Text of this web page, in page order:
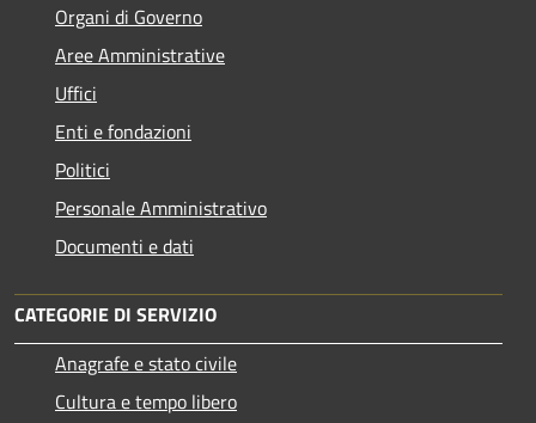
Organi di Governo
Aree Amministrative
Uffici
Enti e fondazioni
Politici
Personale Amministrativo
Documenti e dati
CATEGORIE DI SERVIZIO
Anagrafe e stato civile
Cultura e tempo libero